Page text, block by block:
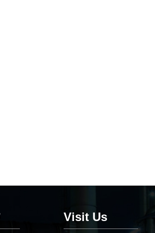
Visit Us